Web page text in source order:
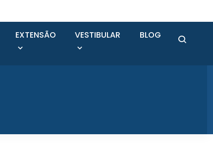
EXTENSÃO VESTIBULAR BLOG